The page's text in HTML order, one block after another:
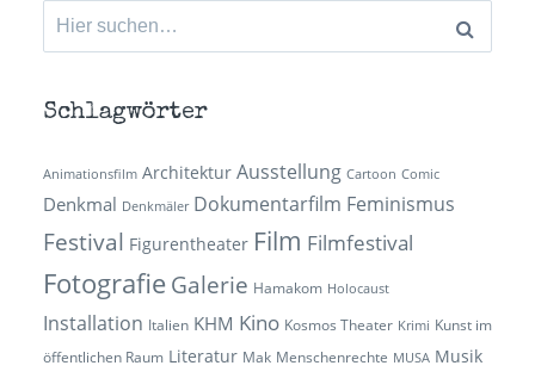
Suchen
nach:
Schlagwörter
Animationsfilm Architektur Ausstellung Cartoon Comic
Denkmal Denkmäler Dokumentarfilm Feminismus
Festival Figurentheater Film Filmfestival
Fotografie Galerie Hamakom Holocaust
Installation Italien KHM Kino Kosmos Theater Krimi Kunst im
öffentlichen Raum Literatur Mak Menschenrechte MUSA Musik